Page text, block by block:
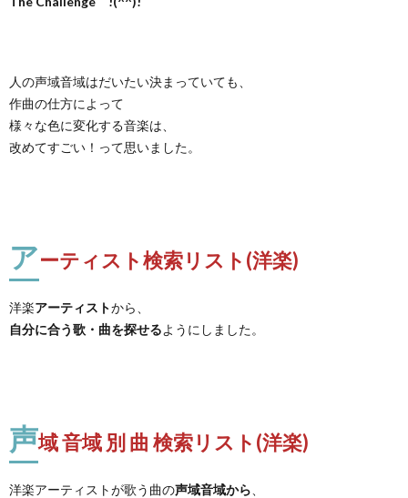
人の声域音域はだいたい決まっていても、
作曲の仕方によって
様々な色に変化する音楽は、
改めてすごい！って思いました。
アーティスト検索リスト(洋楽)
洋楽アーティストから、
自分に合う歌・曲を探せるようにしました。
声域 音域 別 曲 検索リスト(洋楽)
洋楽アーティストが歌う曲の声域音域から